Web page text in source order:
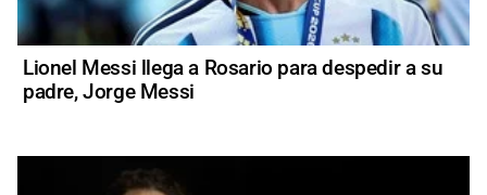
Lionel Messi llega a Rosario para despedir a su
padre, Jorge Messi